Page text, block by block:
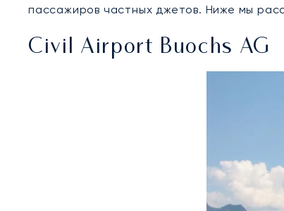
пассажиров частных джетов. Ниже мы
Civil Airport Buochs AG